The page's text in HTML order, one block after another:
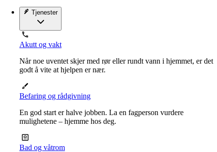
Tjenester
Akutt og vakt
Når noe uventet skjer med rør eller rundt vann i hjemmet, er det
godt å vite at hjelpen er nær.
Befaring og rådgivning
En god start er halve jobben. La en fagperson vurdere
mulighetene – hjemme hos deg.
Bad og våtrom